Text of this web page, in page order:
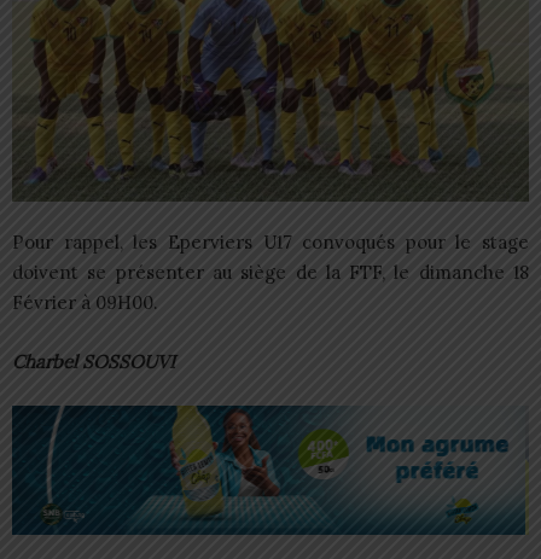
Pour rappel, les Eperviers U17 convoqués pour le stage
doivent se présenter au siège de la FTF, le dimanche 18
Février à 09H00.
Charbel SOSSOUVI